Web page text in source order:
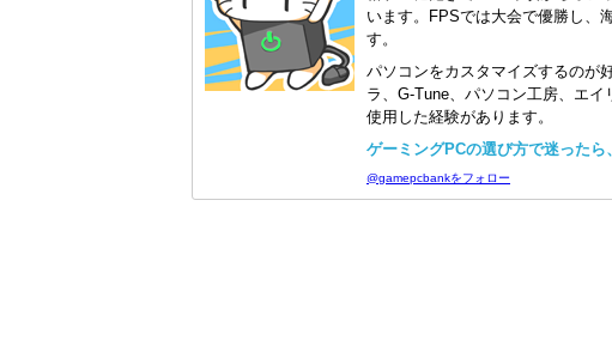
います。FPSでは大会で優勝し、
す。
パソコンをカスタマイズするのが
ラ、G-Tune、パソコン工房、エ
使用した経験があります。
ゲーミングPCの選び方で迷った
@gamepcbankをフォロー